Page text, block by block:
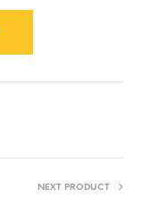
NEXT PRODUCT